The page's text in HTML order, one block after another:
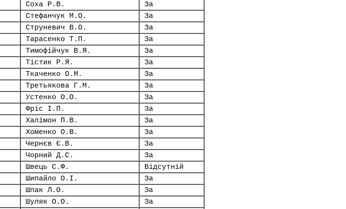
Соха Р.В.
За
Стефанчук М.О.
За
Струневич В.О.
За
Тарасенко Т.П.
За
Тимофійчук В.Я.
За
Тістик Р.Я.
За
Ткаченко О.М.
За
Третьякова Г.М.
За
Устенко О.О.
За
Фріс І.П.
За
Халімон П.В.
За
Хоменко О.В.
За
Чернєв Є.В.
За
Чорний Д.С.
За
Швець С.Ф.
Відсутній
Шипайло О.І.
За
Шпак Л.О.
За
Шуляк О.О.
За